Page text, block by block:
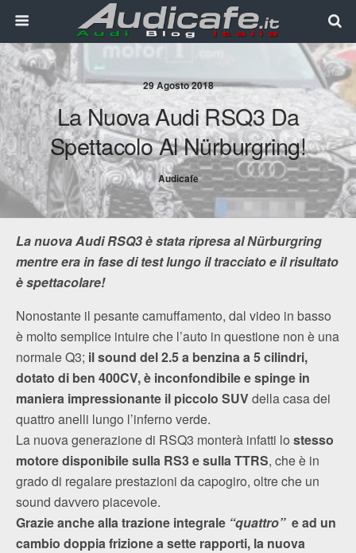
29 Agosto 2018
La Nuova Audi RSQ3 Da
Spettacolo Al Nürburgring!
Audicafe
La nuova Audi RSQ3 è stata ripresa al Nürburgring
mentre era in fase di test lungo il tracciato e il risultato
è spettacolare!
Nonostante il pesante camuffamento, dal video in basso
è molto semplice intuire che l’auto in questione non è una
normale Q3; il sound del 2.5 a benzina a 5 cilindri,
dotato di ben 400CV, è inconfondibile e spinge in
maniera impressionante il piccolo SUVdella casa dei
quattro anelli lungo l’inferno verde.
La nuova generazione di RSQ3 monterà infatti lo stesso
motore disponibile sulla RS3 e sulla TTRS, che è in
grado di regalare prestazioni da capogiro, oltre che un
sound davvero piacevole.
Grazie anche alla trazione integrale “quattro”e ad un
cambio doppia frizione a sette rapporti, la nuova